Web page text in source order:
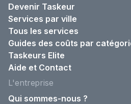
Devenir Taskeur
Services par ville
Tous les services
Guides des coûts par
Taskeurs Elite
Aide et Contact
L'entreprise
Qui sommes-nous ?